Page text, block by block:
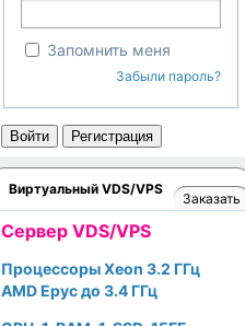
Запомнить меня
Забыли пароль?
Войти Регистрация
Виртуальный VDS/VPS
Заказать
Cервер VDS/VPS
Процессоры Xeon 3.2 ГГц
AMD Epyc до 3.4 ГГц